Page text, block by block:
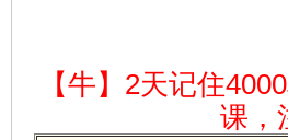
【牛】2天记住
课，